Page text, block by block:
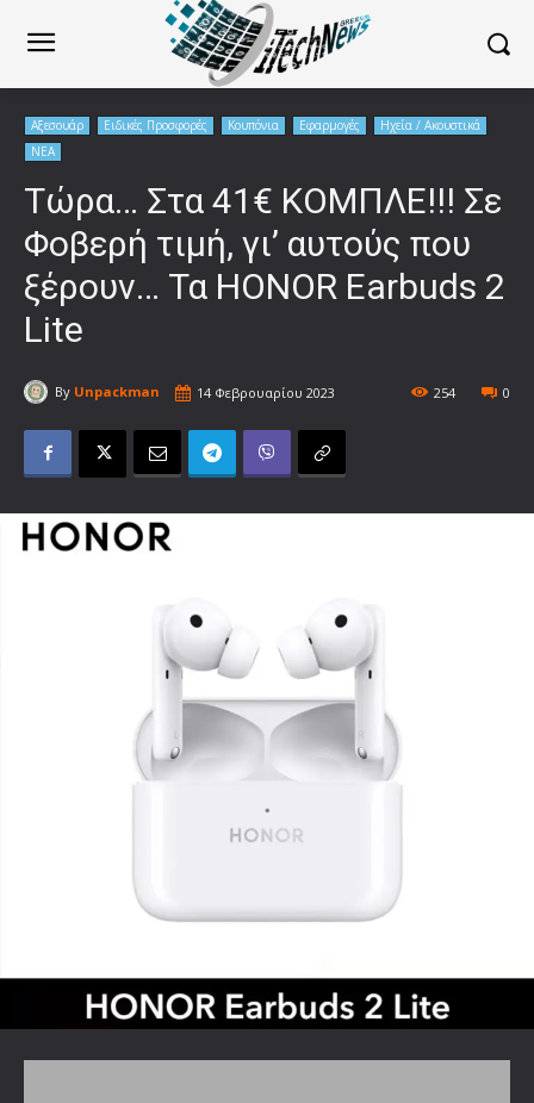
Αξεσουάρ Ειδικές Προσφορές Κουπόνια Εφαρμογές
Ηχεία / Ακουστικά
ΝΕΑ
Τώρα… Στα 41€ ΚΟΜΠΛΕ!!! Σε
Φοβερή τιμή, γι’ αυτούς που
ξέρουν… Τα HONOR Earbuds 2
Lite
By Unpackman 14 Φεβρουαρίου 2023 0
254